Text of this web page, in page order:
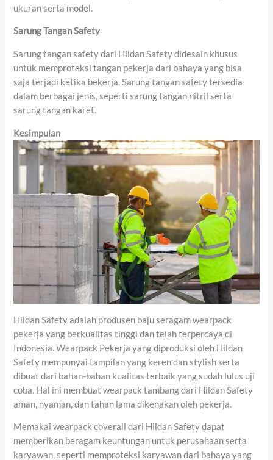
ukuran serta model.
Sarung Tangan Safety
Sarung tangan safety dari Hildan Safety didesain khusus
untuk memproteksi tangan pekerja dari bahaya yang bisa
saja terjadi ketika bekerja. Sarung tangan safety tersedia
dalam berbagai jenis, seperti sarung tangan nitril serta
sarung tangan karet.
Kesimpulan
Hildan Safety adalah produsen baju seragam wearpack
pekerja yang berkualitas tinggi dan telah terpercaya di
Indonesia. Wearpack Pekerja yang diproduksi oleh Hildan
Safety mempunyai tampilan yang keren dan stylish serta
dibuat dari bahan-bahan kualitas terbaik yang sudah lulus uji
coba. Hal ini membuat wearpack tambang dari Hildan Safety
aman, nyaman, dan tahan lama dikenakan oleh pekerja.
Memakai wearpack coverall dari Hildan Safety dapat
memberikan beragam keuntungan untuk perusahaan serta
karyawan, seperti memproteksi karyawan dari bahaya yang